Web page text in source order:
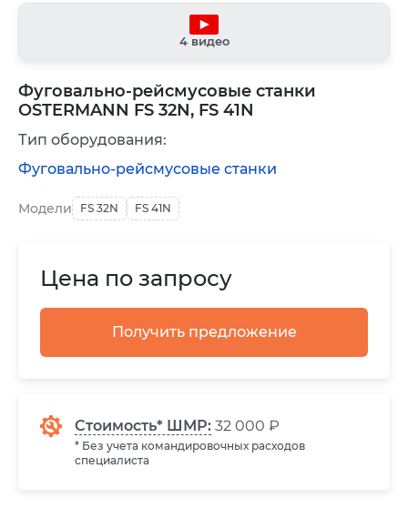
Фуговально-рейсмусовые станки
OSTERMANN FS 32N, FS 41N
4 видео
Цена по запросу
Получить предложение
Стоимость* ШМР: 32 000 ₽
* Без учета командировочных расходов
специалиста
Модели FS 32N FS 41N
Тип оборудования:
Фуговально-рейсмусовые станки